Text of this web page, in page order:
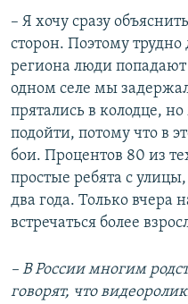
– Я хочу сразу
сторон. Поэтому
региона люди
одном селе мы
прятались в колодце,
подойти, потому что в
бои. Процентов 80 из
простые ребята с
два года. Только вчера
встречаться более
– В России многим
говорят, что